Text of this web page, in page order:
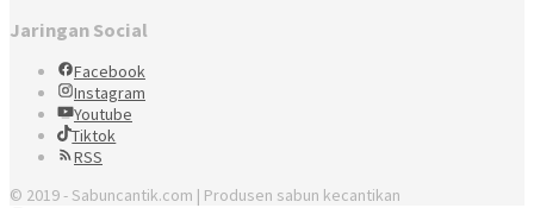
Jaringan Social
Facebook
Instagram
Youtube
Tiktok
RSS
© 2019 - Sabuncantik.com | Produsen sabun kecantikan